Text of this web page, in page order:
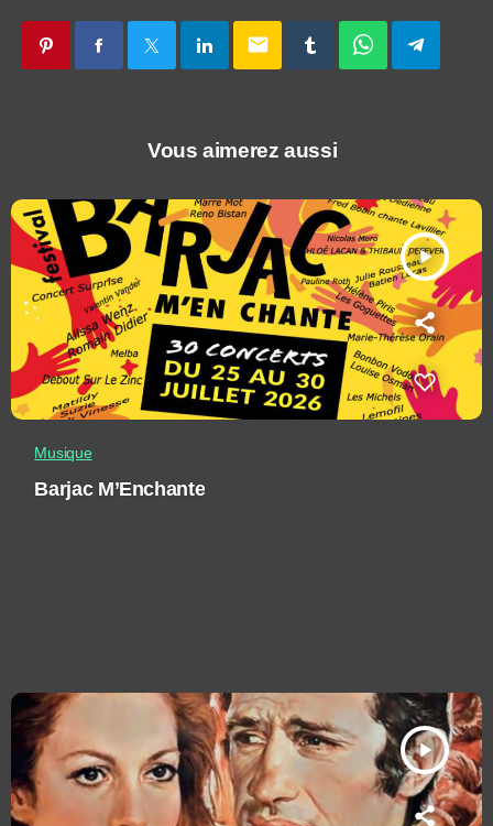
email
Vous aimerez aussi
play_arrow
Musique
Barjac M’Enchante
play_arrow